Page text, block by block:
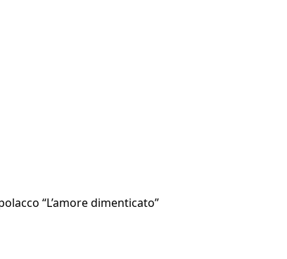
“L’amore dimenticato”